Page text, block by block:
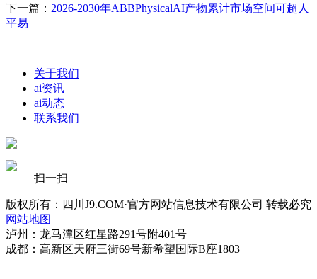
下一篇： 2026-2030年ABBPhysicalAI产物累计市场空间可超人
平易
关于我们
ai资讯
ai动态
联系我们
扫一扫
版权所有：四川J9.COM·官方网站信息技术有限公司 转载必究
网站地图
泸州：龙马潭区红星路291号附401号
成都：高新区天府三街69号新希望国际B座1803